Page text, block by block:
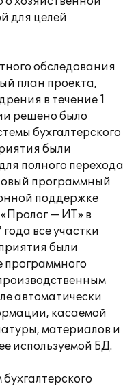
для целей
обследования
план проекта,
в течение 1
решено было
бухгалтерского
были
полного перехода
программный
поддержке
— ИТ» в
все участки
были
программного
автоматически
касаемой
материалов и
используемой БД.